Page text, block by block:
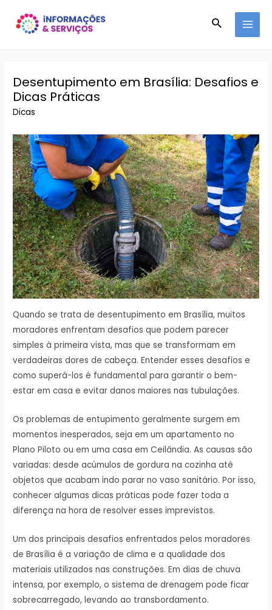
para
Pesquisar
Desentupimento em Brasília: Desafios e
Dicas Práticas
Dicas
Quando se trata de desentupimento em Brasília, muitos
moradores enfrentam desafios que podem parecer
simples à primeira vista, mas que se transformam em
verdadeiras dores de cabeça. Entender esses desafios e
como superá-los é fundamental para garantir o bem-
estar em casa e evitar danos maiores nas tubulações.
Os problemas de entupimento geralmente surgem em
momentos inesperados, seja em um apartamento no
Plano Piloto ou em uma casa em Ceilândia. As causas são
variadas: desde acúmulos de gordura na cozinha até
objetos que acabam indo parar no vaso sanitário. Por isso,
conhecer algumas dicas práticas pode fazer toda a
diferença na hora de resolver esses imprevistos.
Um dos principais desafios enfrentados pelos moradores
de Brasília é a variação de clima e a qualidade dos
materiais utilizados nas construções. Em dias de chuva
intensa, por exemplo, o sistema de drenagem pode ficar
sobrecarregado, levando ao transbordamento.